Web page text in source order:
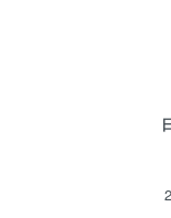
2